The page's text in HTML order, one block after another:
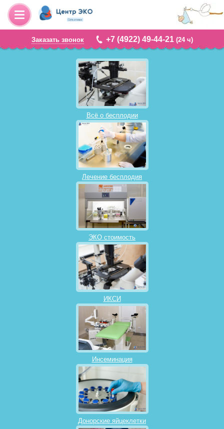
Заказать звонок +7 (4922) 49-44-21 (24 ч)
Всё о бесплодии
Лечение бесплодия
ЭКО стоимость
ИКСИ
Инсеминация
Донорские яйцеклетки